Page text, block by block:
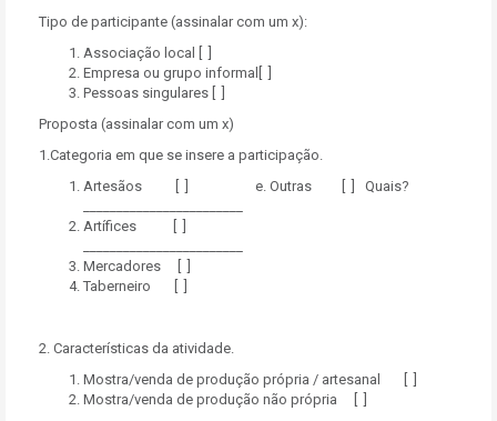
Tipo de participante (assinalar com um x):
Associação local [ ]
Empresa ou grupo informal[ ]
Pessoas singulares [ ]
Proposta (assinalar com um x)
1.Categoria em que se insere a participação.
Artesãos [ ] e. Outras [ ] Quais?
Artífices [ ]
Mercadores [ ]
Taberneiro [ ]
2. Características da atividade.
Mostra/venda de produção própria / artesanal [ ]
Mostra/venda de produção não própria [ ]